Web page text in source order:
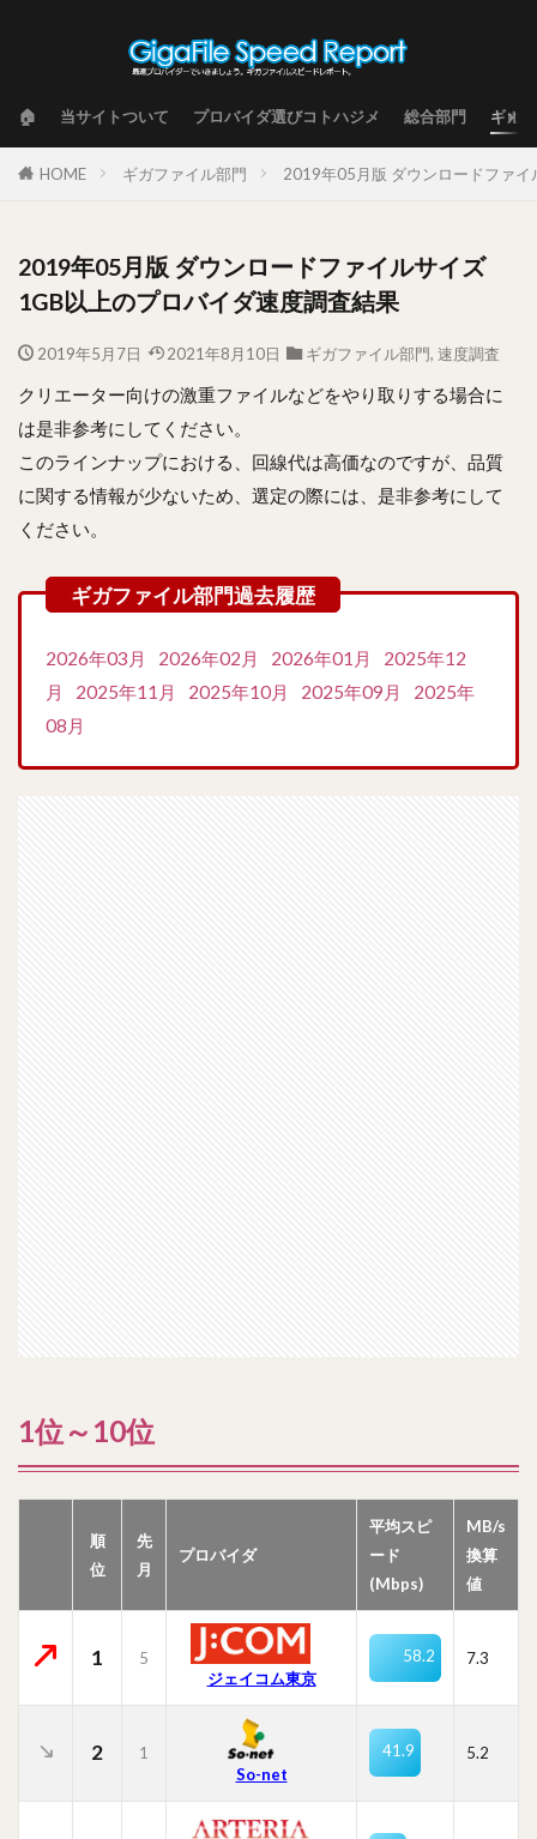
🏠 当サイトついて プロバイダ選びコトハジメ 総合部門 ギガ
HOME ギガファイル部門 2019年05月版 ダウンロードファ
2019年05月版 ダウンロードファイルサイズ
1GB以上のプロバイダ速度調査結果
2019年5月7日 2021年8月10日 ギガファイル部門, 速度調査
クリエーター向けの激重ファイルなどをやり取りする場合に
は是非参考にしてください。
このラインナップにおける、回線代は高価なのですが、品質
に関する情報が少ないため、選定の際には、是非参考にして
ください。
2026年03月 2026年02月 2026年01月
2025年12
月
2025年11月 2025年10月 2025年09月
2025年
08月
1位～10位
順
位
先
月
プロバイダ
平均スピ
ード
(Mbps)
MB/s
換算
値
1
5
ジェイコム東京
58.2 7.3
2
1
So-net
41.9 5.2